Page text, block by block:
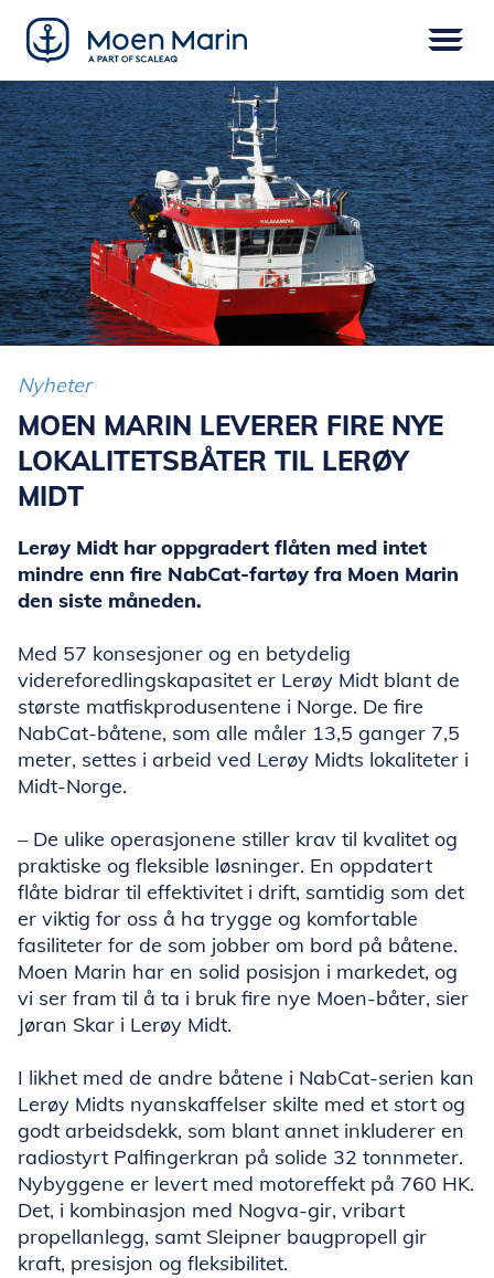
Skip
content
FARTØY EPOWER
UTSTYR
SERVICE
DIGITAL FINANSIERING
Nyheter
MOEN MARIN LEVERER FIRE NYE
LOKALITETSBÅTER TIL LERØY
MIDT
Lerøy Midt har oppgradert flåten med intet
mindre enn fire NabCat-fartøy fra Moen Marin
den siste måneden.
Med 57 konsesjoner og en betydelig
videreforedlingskapasitet er Lerøy Midt blant de
største matfiskprodusentene i Norge. De fire
NabCat-båtene, som alle måler 13,5 ganger 7,5
meter, settes i arbeid ved Lerøy Midts lokaliteter i
Midt-Norge.
– De ulike operasjonene stiller krav til kvalitet og
praktiske og fleksible løsninger. En oppdatert
flåte bidrar til effektivitet i drift, samtidig som det
er viktig for oss å ha trygge og komfortable
fasiliteter for de som jobber om bord på båtene.
Moen Marin har en solid posisjon i markedet, og
vi ser fram til å ta i bruk fire nye Moen-båter, sier
Jøran Skar i Lerøy Midt.
I likhet med de andre båtene i NabCat-serien kan
Lerøy Midts nyanskaffelser skilte med et stort og
godt arbeidsdekk, som blant annet inkluderer en
radiostyrt Palfingerkran på solide 32 tonnmeter.
Nybyggene er levert med motoreffekt på 760 HK.
Det, i kombinasjon med Nogva-gir, vribart
propellanlegg, samt Sleipner baugpropell gir
kraft, presisjon og fleksibilitet.